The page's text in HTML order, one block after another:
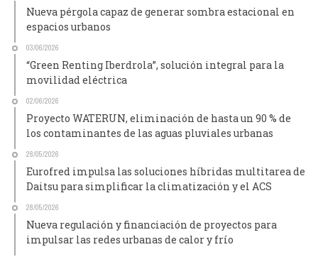
Nueva pérgola capaz de generar sombra estacional en
espacios urbanos
03/06/2026
“Green Renting Iberdrola”, solución integral para la
movilidad eléctrica
02/06/2026
Proyecto WATERUN, eliminación de hasta un 90 % de
los contaminantes de las aguas pluviales urbanas
28/05/2026
Eurofred impulsa las soluciones híbridas multitarea de
Daitsu para simplificar la climatización y el ACS
28/05/2026
Nueva regulación y financiación de proyectos para
impulsar las redes urbanas de calor y frío